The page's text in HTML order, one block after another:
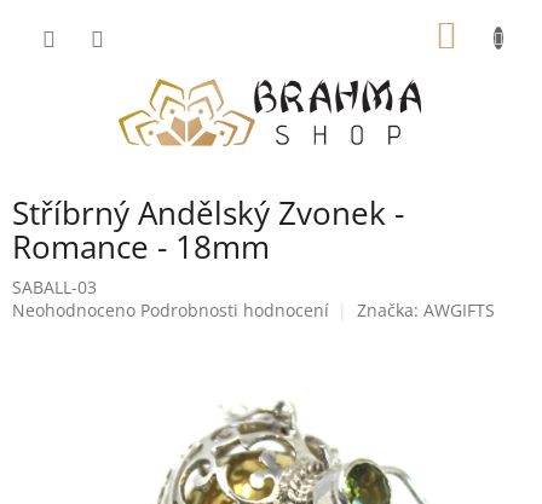
Stříbrný Andělský Zvonek -
Romance - 18mm
SABALL-03
Průměrné
Neohodnoceno Podrobnosti hodnocení Značka: AWGIFTS